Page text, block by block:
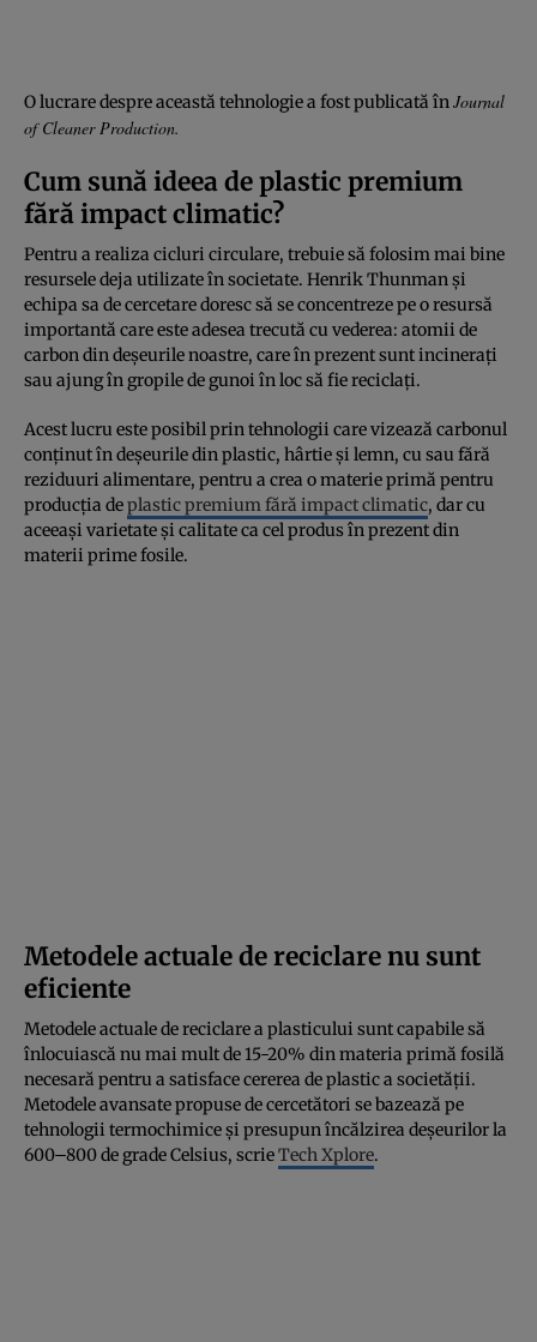
O lucrare despre această tehnologie a fost publicată înJournal
of Cleaner Production.
Cum sună ideea de plastic premium
fără impact climatic?
Pentru a realiza cicluri circulare, trebuie să folosim mai bine
resursele deja utilizate în societate. Henrik Thunman și
echipa sa de cercetare doresc să se concentreze pe o resursă
importantă care este adesea trecută cu vederea: atomii de
carbon din deșeurile noastre, care în prezent sunt incinerați
sau ajung în gropile de gunoi în loc să fie reciclați.
Acest lucru este posibil prin tehnologii care vizează carbonul
conținut în deșeurile din plastic, hârtie și lemn, cu sau fără
reziduuri alimentare, pentru a crea o materie primă pentru
producția deplastic premium fără impact climatic, dar cu
aceeași varietate și calitate ca cel produs în prezent din
materii prime fosile.
Metodele actuale de reciclare nu sunt
eficiente
Metodele actuale de reciclare a plasticului sunt capabile să
înlocuiască nu mai mult de 15-20% din materia primă fosilă
necesară pentru a satisface cererea de plastic a societății.
Metodele avansate propuse de cercetători se bazează pe
tehnologii termochimice și presupun încălzirea deșeurilor la
600–800 de grade Celsius, scrieTech Xplore.